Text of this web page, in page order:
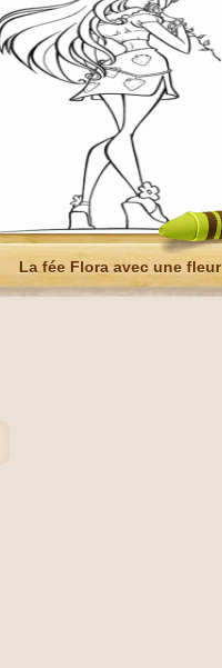
La fée Flora avec une fleur